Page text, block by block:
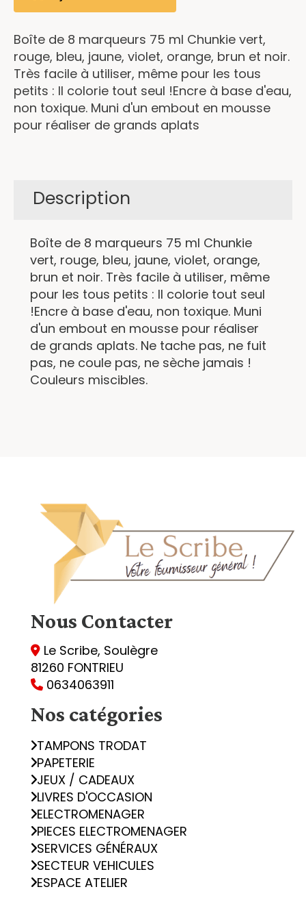
Boîte de 8 marqueurs 75 ml Chunkie vert,
rouge, bleu, jaune, violet, orange, brun et noir.
Très facile à utiliser, même pour les tous
petits : Il colorie tout seul !Encre à base d'eau,
non toxique. Muni d'un embout en mousse
pour réaliser de grands aplats
Description
Boîte de 8 marqueurs 75 ml Chunkie
vert, rouge, bleu, jaune, violet, orange,
brun et noir. Très facile à utiliser, même
pour les tous petits : Il colorie tout seul
!Encre à base d'eau, non toxique. Muni
d'un embout en mousse pour réaliser
de grands aplats. Ne tache pas, ne fuit
pas, ne coule pas, ne sèche jamais !
Couleurs miscibles.
Nous Contacter
 Le Scribe, Soulègre
81260 FONTRIEU
 0634063911
Nos catégories
TAMPONS TRODAT
PAPETERIE
JEUX / CADEAUX
LIVRES D'OCCASION
ELECTROMENAGER
PIECES ELECTROMENAGER
SERVICES GÉNÉRAUX
SECTEUR VEHICULES
ESPACE ATELIER